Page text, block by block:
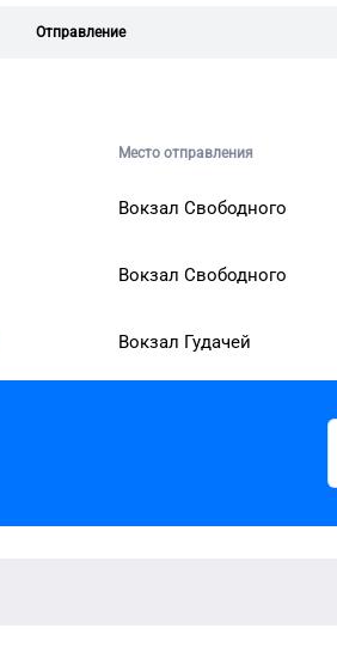
Отправление
Место отправления
Вокзал Свободного
Вокзал Свободного
Вокзал Гудачей